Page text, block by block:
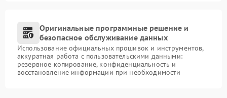
Оригинальные программные решение и
безопасное обслуживание данных
Использование официальных прошивок и инструментов,
аккуратная работа с пользовательскими данными:
резервное копирование, конфиденциальность и
восстановление информации при необходимости